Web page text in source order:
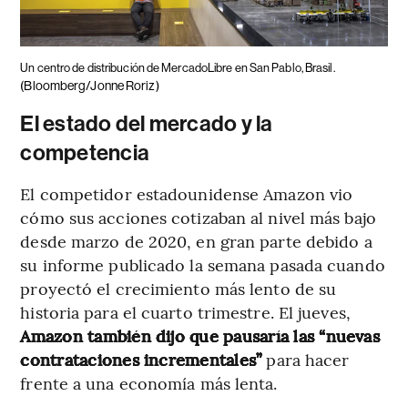
Un centro de distribución de MercadoLibre en San Pablo, Brasil.
(Bloomberg/Jonne Roriz)
El estado del mercado y la
competencia
El competidor estadounidense Amazon vio
cómo sus acciones cotizaban al nivel más bajo
desde marzo de 2020, en gran parte debido a
su informe publicado la semana pasada cuando
proyectó el crecimiento más lento de su
historia para el cuarto trimestre. El jueves,
Amazon también dijo que pausaría las “nuevas
contrataciones incrementales”para hacer
frente a una economía más lenta.